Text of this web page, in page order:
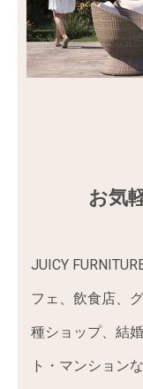
お気
JUICY
フェ、飲食店、
種ショップ、結
ト・マンション